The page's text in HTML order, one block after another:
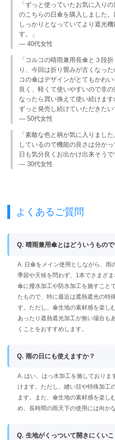
「ずっと使っていたお気に入り
のこちらの日傘を購入しました
しっかりとなっていてより遮光
す。」
— 40代女性
「コルコの晴雨兼用長傘と３段
り、今回は折り畳みが古くなっ
コの傘はデザインがとてもかわ
良く、軽くて使いやすいので非
なったら買い換えて使い続けま
ずっと発売し続けていただきたい
— 50代女性
「素敵な色と柄が気に入りまし
しているので機能の良さは分か
日も気分良くお出かけ出来そうで
— 30代女性
よくあるご質問
Q. 晴雨兼用傘とはどういうもので
A. 日傘をメイン使用としながら、雨
季節や天候を問わず、1本でさまざ
傘に撥水加工や防水加工を施すこと
たもので、特に最近は遮熱遮光の特
す。ただし、傘生地の素材感を楽し
あったり遮熱遮光加工が無い場合も
くことをおすすめします。
Q. 雨の日にも使えますか？
A. はい、はっ水加工を施しておりま
けます。ただし、縫い目や特殊加工
ます。また、傘生地の素材感を楽し
め、長時間の雨天下の使用には向か
Q. 生地がくっついて開きにくい